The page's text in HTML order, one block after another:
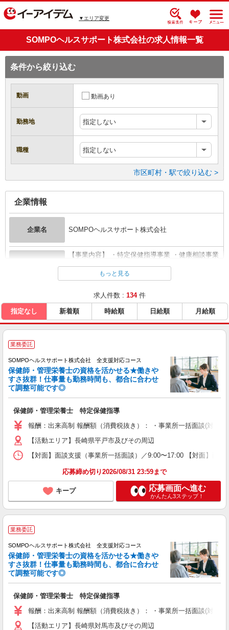
▼エリア変更
SOMPOヘルスサポート株式会社の求人情報一覧
条件から絞り込む
動画 動画あり
勤務地 指定しない
職種 指定しない
市区町村・駅で絞り込む >
企業情報
企業名 SOMPOヘルスサポート株式会社
【事業内容】 ・特定保健指導事業 ・健康相談事業
https://www.sompo-hs.co.jp/recruit/
もっと見る
求人件数 : 134件
指定なし 新着順 時給順 日給順 月給順
業務委託
SOMPOヘルスサポート株式会社 全支援対応コース
保健師・管理栄養士の資格を活かせる★働きや
すさ抜群！仕事量も勤務時間も、都合に合わせ
て調整可能です◎
保健師・管理栄養士 特定保健指導
報酬：出来高制 報酬額（消費税抜き）： ・事業所一括面談(対
【活動エリア】長崎県平戸市及びその周辺
【対面】面談支援（事業所一括面談）／9:00〜17:00 【対面】面
応募締め切り2026/08/31 23:59まで
キープ 応募画面へ進む
かんたん3ステップ！
業務委託
SOMPOヘルスサポート株式会社 全支援対応コース
保健師・管理栄養士の資格を活かせる★働きや
すさ抜群！仕事量も勤務時間も、都合に合わせ
て調整可能です◎
保健師・管理栄養士 特定保健指導
報酬：出来高制 報酬額（消費税抜き）： ・事業所一括面談(対
【活動エリア】長崎県対馬市及びその周辺